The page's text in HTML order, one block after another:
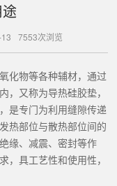
7553次浏览
化物等各种辅材，通过
，又称为导热硅胶垫，
是专门为利用缝隙传递
热部位与散热部位间的
缘、减震、密封等作
，具工艺性和使用性，